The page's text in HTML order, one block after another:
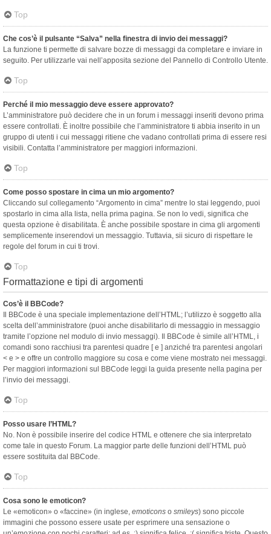
Top
Che cos’è il pulsante “Salva” nella finestra di invio dei messaggi?
La funzione ti permette di salvare bozze di messaggi da completare e inviare in
seguito. Per utilizzarle vai nell’apposita sezione del Pannello di Controllo Utente.
Top
Perché il mio messaggio deve essere approvato?
L’amministratore può decidere che in un forum i messaggi inseriti devono prima
essere controllati. È inoltre possibile che l’amministratore ti abbia inserito in un
gruppo di utenti i cui messaggi ritiene che vadano controllati prima di essere resi
visibili. Contatta l’amministratore per maggiori informazioni.
Top
Come posso spostare in cima un mio argomento?
Cliccando sul collegamento “Argomento in cima” mentre lo stai leggendo, puoi
spostarlo in cima alla lista, nella prima pagina. Se non lo vedi, significa che
questa opzione è disabilitata. È anche possibile spostare in cima gli argomenti
semplicemente inserendovi un messaggio. Tuttavia, sii sicuro di rispettare le
regole del forum in cui ti trovi.
Top
Formattazione e tipi di argomenti
Cos’è il BBCode?
Il BBCode è una speciale implementazione dell’HTML; l’utilizzo è soggetto alla
scelta dell’amministratore (puoi anche disabilitarlo di messaggio in messaggio
tramite l’opzione nel modulo di invio messaggi). Il BBCode è simile all’HTML, i
comandi sono racchiusi tra parentesi quadre [ e ] anziché tra parentesi angolari
< e > e offre un controllo maggiore su cosa e come viene mostrato nei messaggi.
Per maggiori informazioni sul BBCode leggi la guida presente nella pagina per
l’invio dei messaggi.
Top
Posso usare l’HTML?
No. Non è possibile inserire del codice HTML e ottenere che sia interpretato
come tale in questo Forum. La maggior parte delle funzioni dell’HTML può
essere sostituita dal BBCode.
Top
Cosa sono le emoticon?
Le «emoticon» o «faccine» (in inglese, emoticons o smileys) sono piccole
immagini che possono essere usate per esprimere una sensazione o